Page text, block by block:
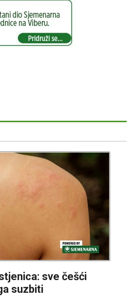
sve češći
suzbiti